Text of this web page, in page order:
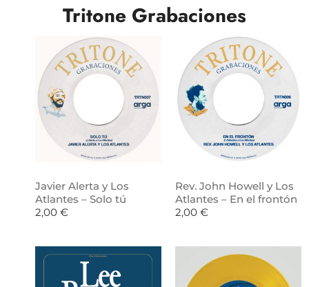
Tritone Grabaciones
Javier Alerta y Los
Atlantes – Solo tú
2,00 €
Rev. John Howell y Los
Atlantes – En el frontón
2,00 €